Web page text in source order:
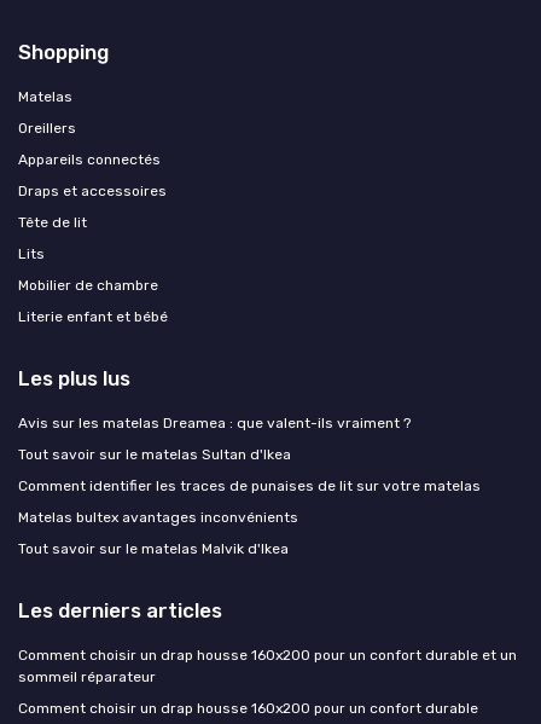
Shopping
Matelas
Oreillers
Appareils connectés
Draps et accessoires
Tête de lit
Lits
Mobilier de chambre
Literie enfant et bébé
Les plus lus
Avis sur les matelas Dreamea : que valent-ils vraiment ?
Tout savoir sur le matelas Sultan d'Ikea
Comment identifier les traces de punaises de lit sur votre matelas
Matelas bultex avantages inconvénients
Tout savoir sur le matelas Malvik d'Ikea
Les derniers articles
Comment choisir un drap housse 160x200 pour un confort durable et un
sommeil réparateur
Comment choisir un drap housse 160x200 pour un confort durable